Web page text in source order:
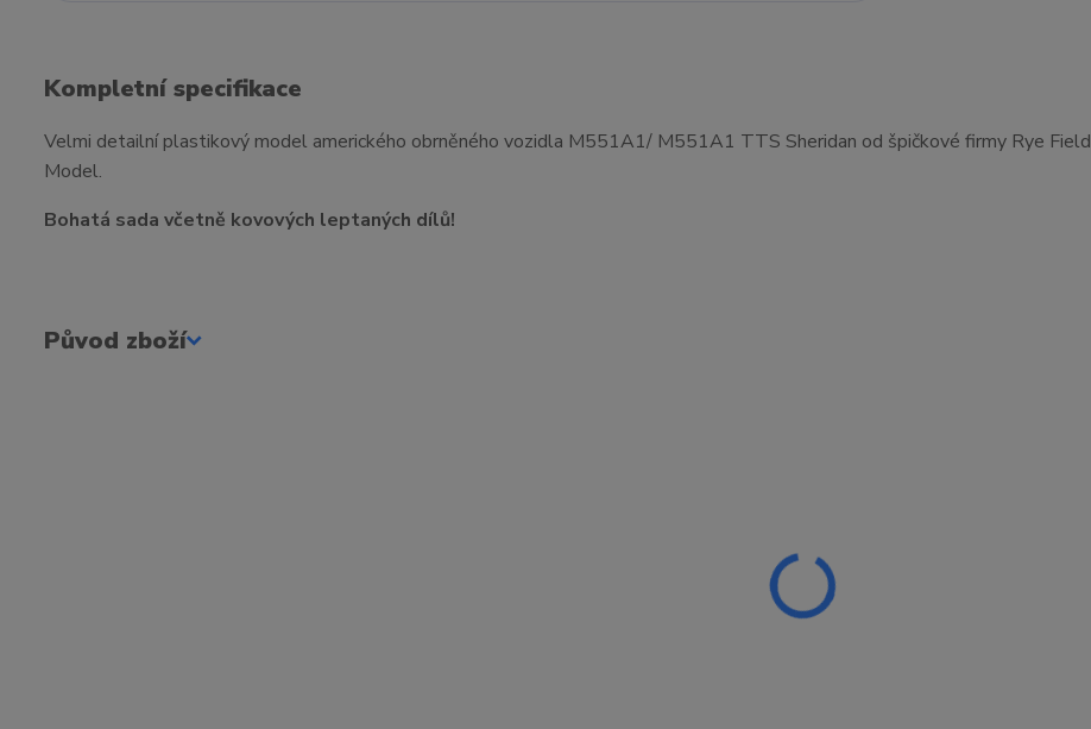
Kompletní specifikace
Velmi detailní plastikový model amerického obrněného vozidla M551A1/ M551A1 TTS Sheridan od špičkové firmy Rye Field
Model.
Bohatá sada včetně kovových leptaných dílů!
Původ zboží